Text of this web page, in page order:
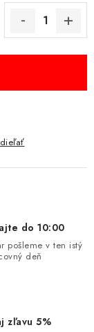
podmienky
Kontakty
do 10:00
pošleme v ten istý
deň
zľavu 5%